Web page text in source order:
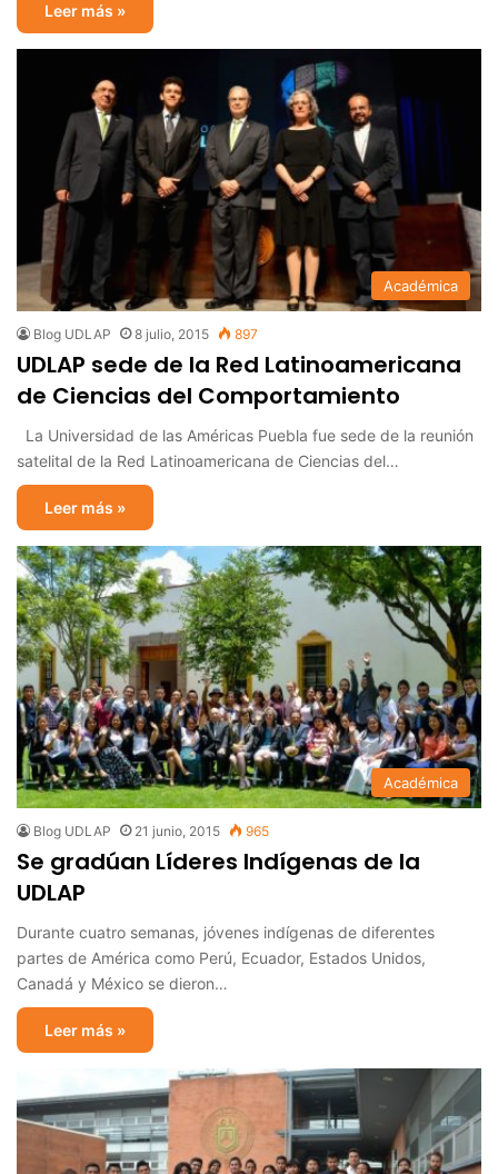
Leer más »
Académica
Blog UDLAP 8 julio, 2015 897
UDLAP sede de la Red Latinoamericana
de Ciencias del Comportamiento
La Universidad de las Américas Puebla fue sede de la reunión
satelital de la Red Latinoamericana de Ciencias del…
Leer más »
Académica
Blog UDLAP 21 junio, 2015 965
Se gradúan Líderes Indígenas de la
UDLAP
Durante cuatro semanas, jóvenes indígenas de diferentes
partes de América como Perú, Ecuador, Estados Unidos,
Canadá y México se dieron…
Leer más »